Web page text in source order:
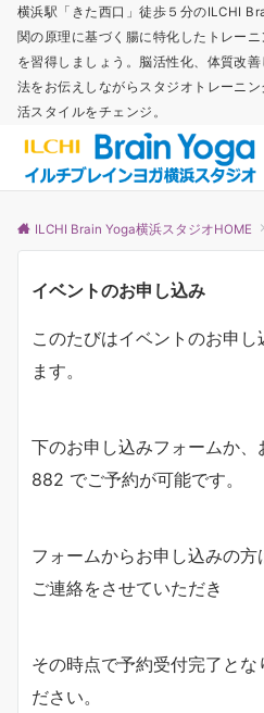
横浜駅「きた西口」徒歩５分のILCHI
関の原理に基づく腸に特化したトレー
を習得しましょう。脳活性化、体質改
法をお伝えしながらスタジオトレーニ
活スタイルをチェンジ。
ILCHI Brain Yoga横浜スタジオHOME
イベントのお申し込み
このたびはイベントのお申
ます。
下のお申し込みフォームか
882 でご予約が可能です。
フォームからお申し込みの
ご連絡をさせていただき
その時点で予約受付完了とな
ださい。